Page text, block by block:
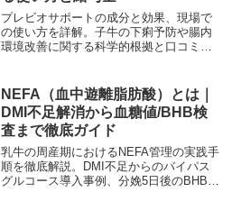
プレビオサポートの成分と効果、現場で
の使い方を詳解。子牛の下痢予防や腸内
環境改善に関する科学的根拠と口コミ、
NEFA（血中遊離脂肪酸）とは｜
DMI不足解消から血糖値/BHB検
査まで徹底ガイド
乳牛の周産期におけるNEFA管理の実践手
順を徹底解説。DMI不足からのバイパス
グルコース導入事例、分娩5日後のBHB・